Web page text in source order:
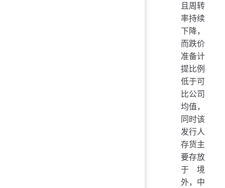
且周转
率持续
下降，
而跌价
准备计
提比例
低于可
比公司
均值，
同时该
发行人
存货主
要存放
于境
外，中